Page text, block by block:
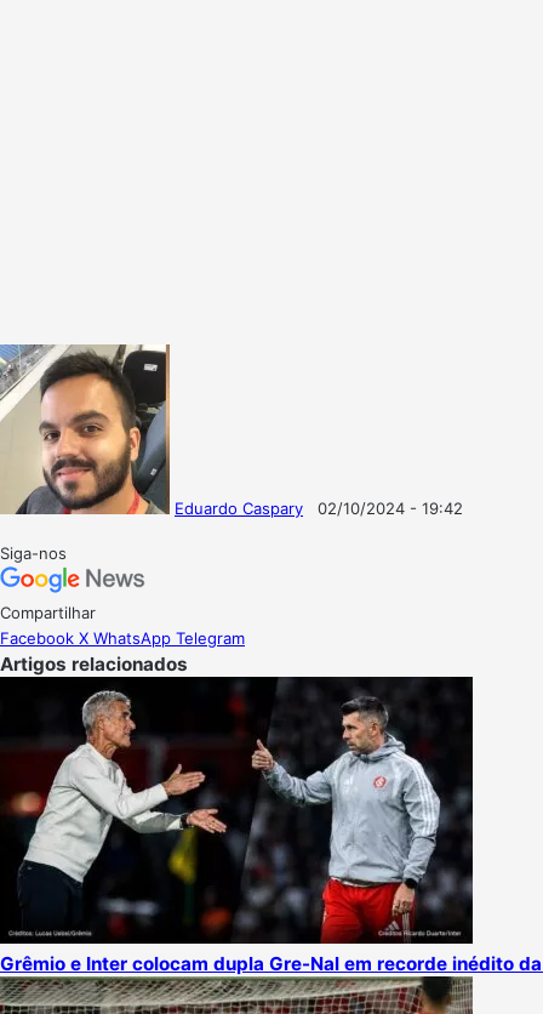
Eduardo Caspary
02/10/2024 - 19:42
Siga-nos
Compartilhar
Facebook X WhatsApp Telegram
Artigos relacionados
Grêmio e Inter colocam dupla Gre-Nal em recorde inédito